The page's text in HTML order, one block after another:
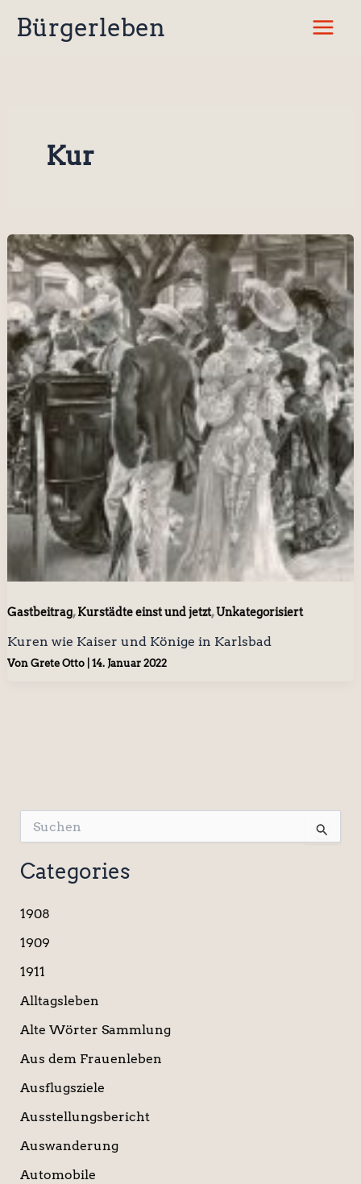
InhaltBürgerleben
Kur
Gastbeitrag,Kurstädte einst und jetzt,Unkategorisiert
Kuren wie Kaiser und Könige in Karlsbad
Von Grete Otto 14. Januar 2022
u
c
h
n
a
h
Categories
1908
1909
1911
Alltagsleben
Alte Wörter Sammlung
Aus dem Frauenleben
Ausflugsziele
Ausstellungsbericht
Auswanderung
Automobile